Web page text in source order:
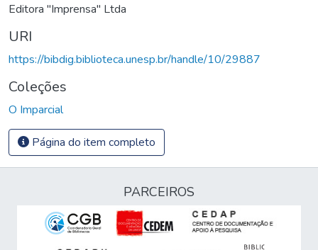
Editora "Imprensa" Ltda
URI
https://bibdig.biblioteca.unesp.br/handle/10/29887
Coleções
O Imparcial
Página do item completo
PARCEIROS